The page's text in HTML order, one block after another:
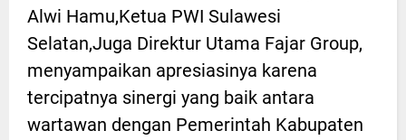
Alwi Hamu,Ketua PWI Sulawesi
Selatan,Juga Direktur Utama Fajar Group,
menyampaikan apresiasinya karena
tercipatnya sinergi yang baik antara
wartawan dengan Pemerintah Kabupaten